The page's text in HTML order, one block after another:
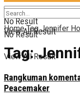
No Result
View All Result
No Result
View All Result
Home Tag Jennifer
Tag:
Rangkuman
Peacemaker